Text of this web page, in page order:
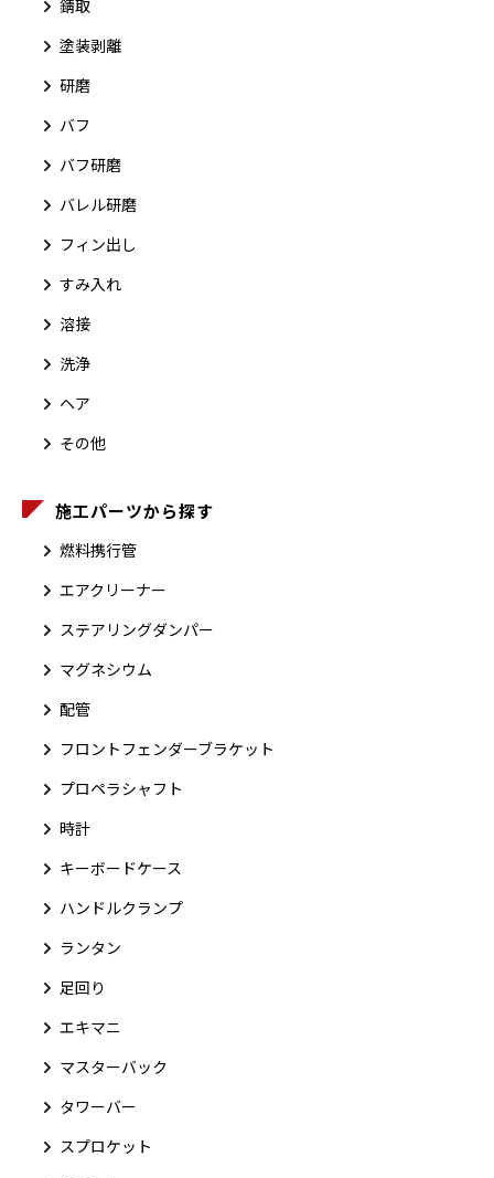
錆取
塗装剥離
研磨
バフ
バフ研磨
バレル研磨
フィン出し
すみ入れ
溶接
洗浄
ヘア
その他
施工パーツから探す
燃料携行管
エアクリーナー
ステアリングダンパー
マグネシウム
配管
フロントフェンダーブラケット
プロペラシャフト
時計
キーボードケース
ハンドルクランプ
ランタン
足回り
エキマニ
マスターバック
タワーバー
スプロケット